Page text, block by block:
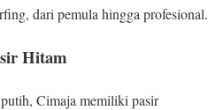
dari pemula hingga profesional.
Hitam
Cimaja memiliki pasir